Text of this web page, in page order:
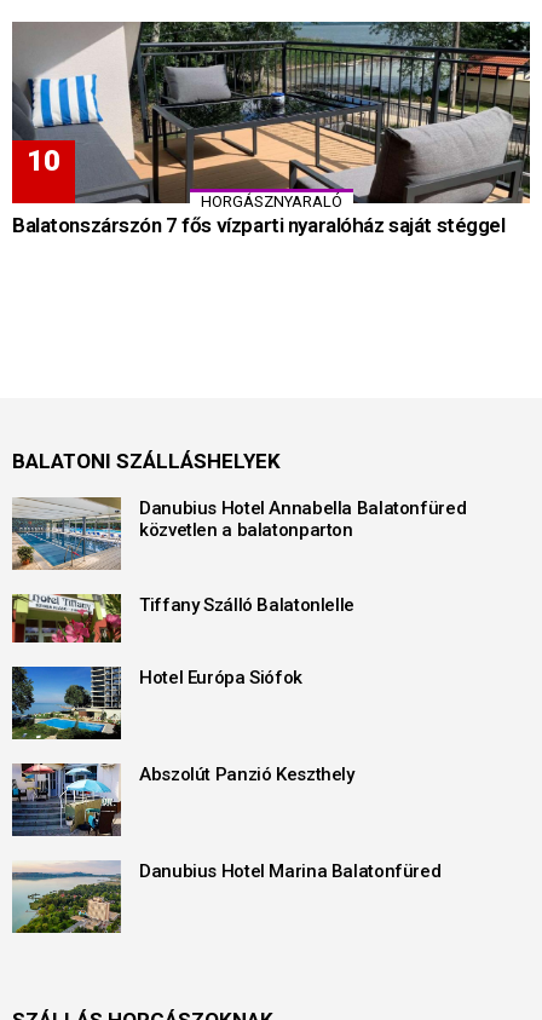
HORGÁSZNYARALÓ
Balatonszárszón 7 fős vízparti nyaralóház saját stéggel
BALATONI SZÁLLÁSHELYEK
Danubius Hotel Annabella Balatonfüred
közvetlen a balatonparton
Tiffany Szálló Balatonlelle
Hotel Európa Siófok
Abszolút Panzió Keszthely
Danubius Hotel Marina Balatonfüred